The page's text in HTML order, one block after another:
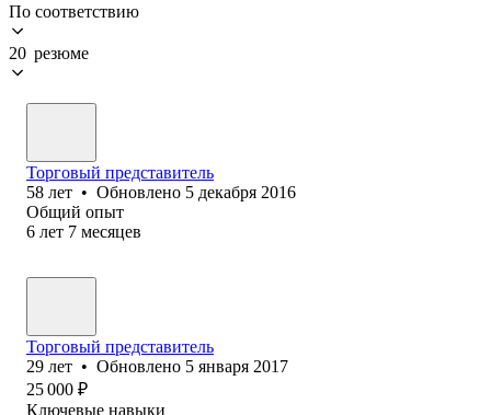
По соответствию
20 резюме
Торговый представитель
58 лет • Обновлено 5 декабря 2016
Общий опыт
6 лет 7 месяцев
Торговый представитель
29 лет • Обновлено 5 января 2017
25 000 ₽
Ключевые навыки